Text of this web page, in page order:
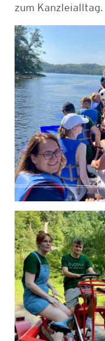
zum Kanzleialltag.